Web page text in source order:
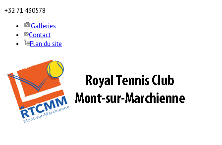
+32 71 430578
Galleries
Contact
Plan du site